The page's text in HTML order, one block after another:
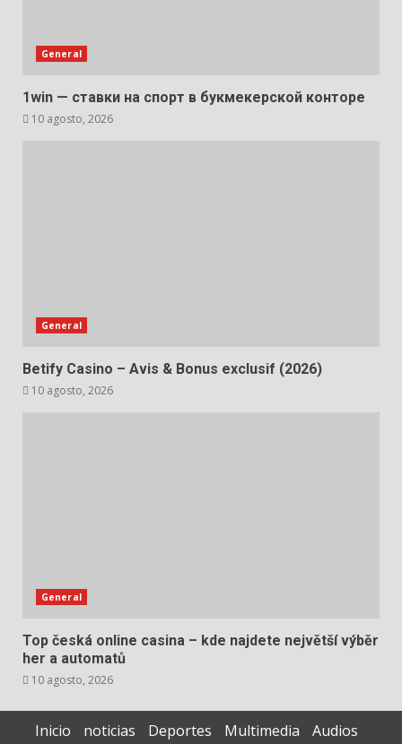
General
1win — ставки на спорт в букмекерской конторе
10 agosto, 2026
General
Betify Casino – Avis & Bonus exclusif (2026)
10 agosto, 2026
General
Top česká online casina – kde najdete největší výběr
her a automatů
10 agosto, 2026
Inicio noticias Deportes Multimedia
Audios